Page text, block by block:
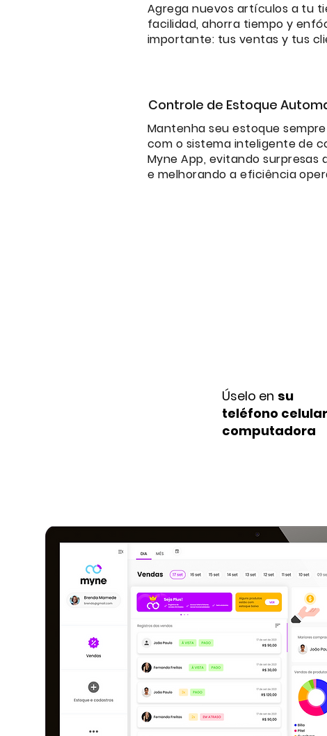
Agrega nuevos artículos a tu
facilidad, ahorra tiempo y
importante: tus ventas y tus
Controle de Estoque
Mantenha seu estoque
com o sistema inteligente de
Myne App, evitando surpresas
e melhorando a eficiência
Úselo en su
teléfono celular
computadora